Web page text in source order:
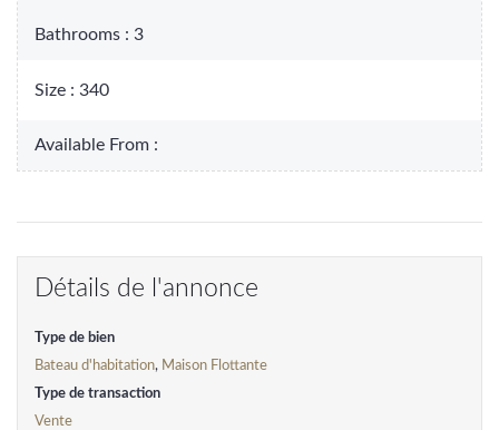
Bathrooms : 3
Size : 340
Available From :
Détails de l'annonce
Type de bien
Bateau d'habitation, Maison Flottante
Type de transaction
Vente